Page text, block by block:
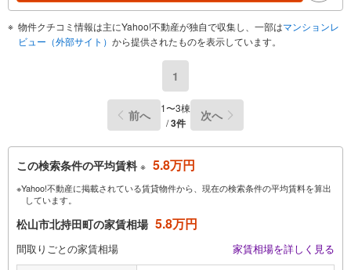
物件クチコミ情報は主にYahoo!不動産が独自で収集し、一部はマンションレ
ビュー（外部サイト） から提供されたものを表示しています。
1
前へ
1〜3棟
/3件 次へ
この検索条件の平均賃料 ※ 5.8万円
※Yahoo!不動産に掲載されている賃貸物件から、現在の検索条件の平均賃料を算出
しています。
松山市北持田町の家賃相場 5.8万円
間取りごとの家賃相場 家賃相場を詳しく見る